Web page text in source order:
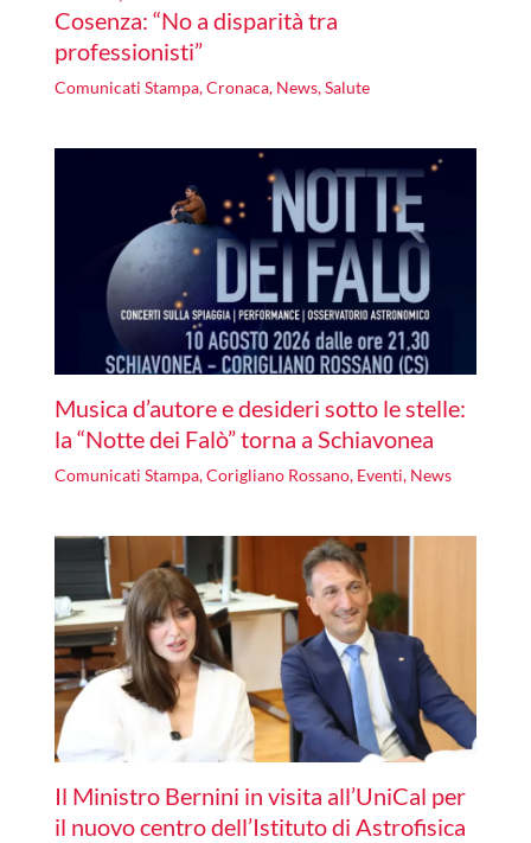
Cosenza: “No a disparità tra
professionisti”
Comunicati Stampa,Cronaca, News,Salute
Musica d’autore e desideri sotto le stelle:
la “Notte dei Falò” torna a Schiavonea
Comunicati Stampa,Corigliano Rossano, Eventi, News
Il Ministro Bernini in visita all’UniCal per
il nuovo centro dell’Istituto di Astrofisica